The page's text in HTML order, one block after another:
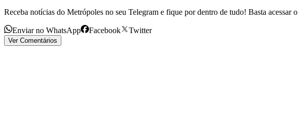
Receba notícias do Metrópoles no seu Telegram e fique por dentro de tudo! Basta acessar o
Enviar no WhatsApp Facebook Twitter
Ver Comentários